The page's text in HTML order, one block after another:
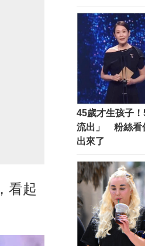
看起
45歲才生孩子
流出」 粉絲看
出來了